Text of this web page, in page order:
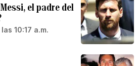
el padre del
10:17 a.m.